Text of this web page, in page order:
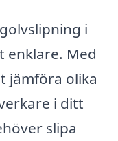
i
enklare. Med
jämföra olika
i ditt
slipa